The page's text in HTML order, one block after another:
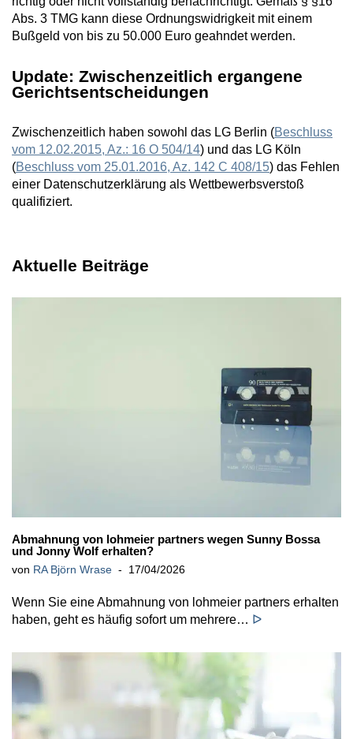
Abs. 3 TMG kann diese Ordnungswidrigkeit mit einem
Bußgeld von bis zu 50.000 Euro geahndet werden.
Update: Zwischenzeitlich ergangene
Gerichtsentscheidungen
Zwischenzeitlich haben sowohl das LG Berlin (Beschluss
vom 12.02.2015, Az.: 16 O 504/14) und das LG Köln
(Beschluss vom 25.01.2016, Az. 142 C 408/15) das Fehlen
einer Datenschutzerklärung als Wettbewerbsverstoß
qualifiziert.
Aktuelle Beiträge
Abmahnung von lohmeier partners wegen Sunny Bossa
und Jonny Wolf erhalten?
von RA Björn Wrase 17/04/2026
Wenn Sie eine Abmahnung von lohmeier partners erhalten
haben, geht es häufig sofort um mehrere… ᐅ